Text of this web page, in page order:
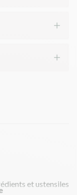
et ustensiles